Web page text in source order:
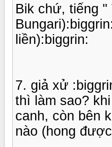
Bik chứ, tiếng "
liền):biggrin:
7. giả xử
thì làm sao?
canh, còn bên
nào (hong